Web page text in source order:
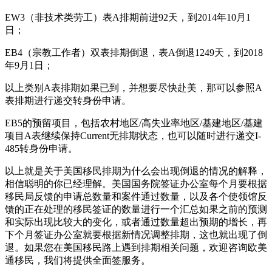
EW3（非技术类劳工）表A排期前进92天，到2014年10月1
日；
EB4（宗教工作者）双表排期倒退，表A倒退1249天，到2018
年9月1日；
以上类别A表排期如果已到，并想要尽快赴美，那可以参照A
表排期进行递交转身份申请。
EB5的预留项目，包括农村地区/高失业率地区/基建地区/基建
项目A表继续保持Current无排期状态，也可以随时进行递交I-
485转身份申请。
以上就是关于美国移民排期为什么会出现倒退的情况的解释，
相信聪明的你已经理解。美国国务院签证办公室每个月要根据
移民局反馈的申请总数量和案件通过数量，以及各个使领馆反
馈的正在处理的移民签证的数量进行一个汇总如果之前的预测
和实际出现比较大的变化，或者通过数量超出预期的增长，再
下个月签证办公室就要根据新情况调整排期，这也就出现了倒
退。如果您在美国移民路上遇到排期相关问题，欢迎咨询欧美
通移民，我们将提供全面签服务。